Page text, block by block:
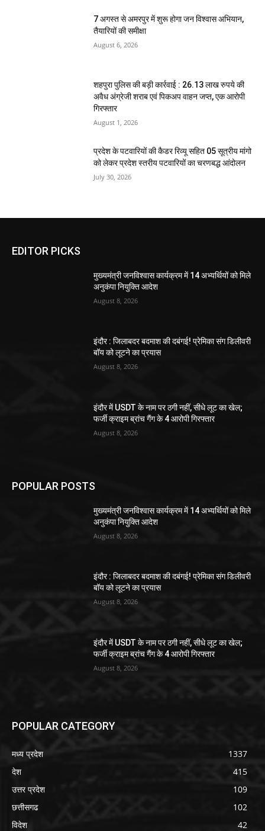
7 अगस्त से अमरपुर में शुरू होगा जन विश्वास अभियान,
तैयारियों की समीक्षा
August 6, 2026
शहपुरा पुलिस की बड़ी कार्रवाई : 26.13 लाख रुपये की
अवैध अंग्रेजी शराब एवं पिकअप वाहन जप्त, एक आरोपी
गिरफ्तार
August 1, 2026
प्रदेश के पटवारियों की कैडर रिव्यू सहित 05 सूत्रीय मांगो
को लेकर प्रदेश स्तरीय पटवारियों का चरणबद्ध आंदोलन
July 30, 2026
EDITOR PICKS
मुख्यमंत्री जनविश्वास कार्यक्रम में 14 अभ्यर्थियों को मिले
अनुकंपा नियुक्ति आदेश
August 8, 2026
इंदौर : जिलाबदर बदमाश की दबंगई! प्रेमिका संग डिलीवरी
बॉय को लूटने का प्रयास
August 8, 2026
इंदौर में USDT के नाम पर ठगी नहीं, सीधे लूट का खेल;
फर्जी क्राइम ब्रांच गैंग के 4 आरोपी गिरफ्तार
August 8, 2026
POPULAR POSTS
मुख्यमंत्री जनविश्वास कार्यक्रम में 14 अभ्यर्थियों को मिले
अनुकंपा नियुक्ति आदेश
August 8, 2026
इंदौर : जिलाबदर बदमाश की दबंगई! प्रेमिका संग डिलीवरी
बॉय को लूटने का प्रयास
August 8, 2026
इंदौर में USDT के नाम पर ठगी नहीं, सीधे लूट का खेल;
फर्जी क्राइम ब्रांच गैंग के 4 आरोपी गिरफ्तार
August 8, 2026
POPULAR CATEGORY
मध्य प्रदेश
1337
देश
415
उत्तर प्रदेश
109
छत्तीसगढ
102
विदेश
42